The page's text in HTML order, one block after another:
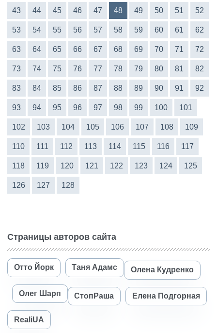
43 44 45 46 47 48 49 50 51 52
53 54 55 56 57 58 59 60 61 62
63 64 65 66 67 68 69 70 71 72
73 74 75 76 77 78 79 80 81 82
83 84 85 86 87 88 89 90 91 92
93 94 95 96 97 98 99 100 101
102 103 104 105 106 107 108 109
110 111 112 113 114 115 116 117
118 119 120 121 122 123 124 125
126 127 128
Страницы авторов сайта
Отто Йорк Таня Адамс Олена Кудренко
Олег Шарп СтопРаша Елена Подгорная
RealiUA